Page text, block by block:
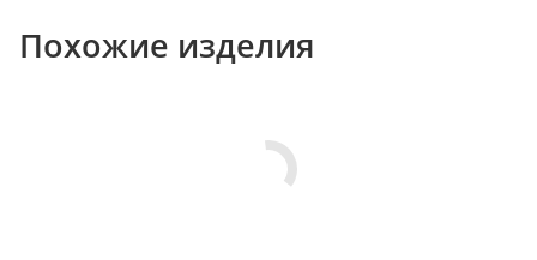
Похожие изделия